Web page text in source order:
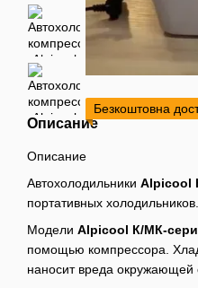
Безкоштовна
Описание
Описание
Автохолодильники Alpicool
портативных холодильников.
Модели Alpicool К/МК-
помощью компрессора.
наносит вреда окружающей